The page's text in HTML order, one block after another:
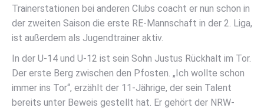
Trainerstationen bei anderen Clubs coacht er nun schon in
der zweiten Saison die erste RE-Mannschaft in der 2. Liga,
ist außerdem als Jugendtrainer aktiv.
In der U-14 und U-12 ist sein Sohn Justus Rückhalt im Tor.
Der erste Berg zwischen den Pfosten. „Ich wollte schon
immer ins Tor“, erzählt der 11-Jährige, der sein Talent
bereits unter Beweis gestellt hat. Er gehört der NRW-